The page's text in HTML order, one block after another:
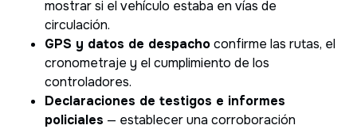
mostrar si el vehículo estaba en vías de
circulación.
GPS y datos de despachoconfirme las rutas, el
cronometraje y el cumplimiento de los
controladores.
Declaraciones de testigos e informes
policiales — establecer una corroboración